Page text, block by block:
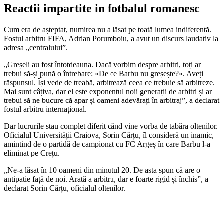
Reactii impartite in fotbalul romanesc
Cum era de așteptat, numirea nu a lăsat pe toată lumea indiferentă.
Fostul arbitru FIFA, Adrian Porumboiu, a avut un discurs laudativ la
adresa „centralului”.
„Greșeli au fost întotdeauna. Dacă vorbim despre arbitri, toți ar
trebui să-și pună o întrebare: «De ce Barbu nu greșește?». Aveți
răspunsul. Își vede de treabă, arbitrează ceea ce trebuie să arbitreze.
Mai sunt câțiva, dar el este exponentul noii generații de arbitri și ar
trebui să ne bucure că apar și oameni adevărați în arbitraj”, a declarat
fostul arbitru internațional.
Dar lucrurile stau complet diferit când vine vorba de tabăra oltenilor.
Oficialul Universității Craiova, Sorin Cârțu, îl consideră un inamic,
amintind de o partidă de campionat cu FC Argeș în care Barbu l-a
eliminat pe Crețu.
„Ne-a lăsat în 10 oameni din minutul 20. De asta spun că are o
antipatie față de noi. Arată a arbitru, dar e foarte rigid și închis”, a
declarat Sorin Cârțu, oficialul oltenilor.